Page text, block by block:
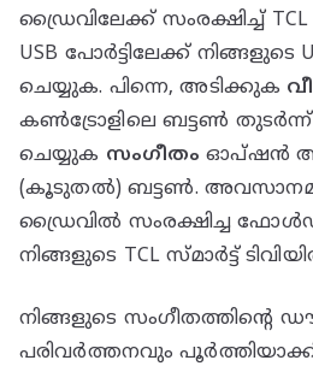
ഡ്രൈവിലേക്ക് സംരക്ഷിച്ച് TCL
USB പോർട്ടിലേക്ക് നിങ്ങളുടെ
ചെയ്യുക. പിന്നെ, അടിക്കുക
കൺട്രോളിലെ ബട്ടൺ
ചെയ്യുക സംഗീതം ഓപ്ഷൻ
(കൂടുതൽ) ബട്ടൺ.
ഡ്രൈവിൽ സംരക്ഷിച്ച
നിങ്ങളുടെ TCL സ്മാർട്ട്
നിങ്ങളുടെ
പരിവർത്തനവും